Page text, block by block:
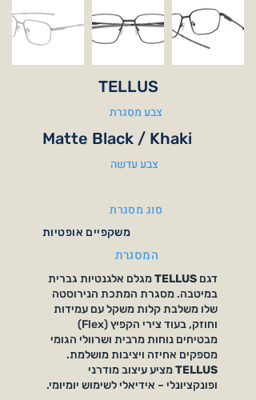
TELLUS
צבע מסגרת
Matte Black / Khaki
צבע עדשה
סוג מסגרת
משקפיים אופטיות
המסגרת
דגם TELLUSמגלם אלגנטיות גברית
במיטבה. מסגרת המתכת הנירוסטה
שלו משלבת קלות משקל עם עמידות
וחוזק, בעוד צירי הקפיץ (Flex)
מבטיחים נוחות מרבית ושרוולי הגומי
מספקים אחיזה ויציבות מושלמת.
TELLUSמציע עיצוב מודרני
ופונקציונלי – אידיאלי לשימוש יומיומי.